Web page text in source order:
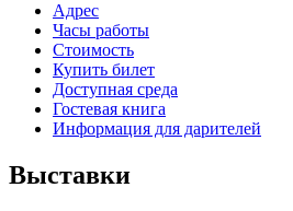
Адрес
Часы работы
Стоимость
Купить билет
Доступная среда
Гостевая книга
Информация для дарителей
Выставки